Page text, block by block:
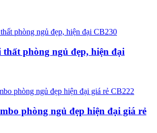
thất phòng ngủ đẹp, hiện đại
phòng ngủ đẹp hiện đại giá rẻ